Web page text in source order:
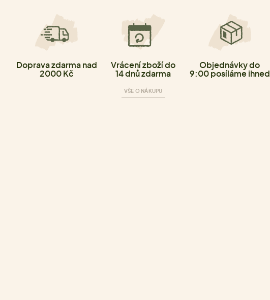
Doprava zdarma nad
2000 Kč
Vrácení zboží do
14 dnů zdarma
VŠE O NÁKUPU
Objednávky do
9:00 posíláme ihned